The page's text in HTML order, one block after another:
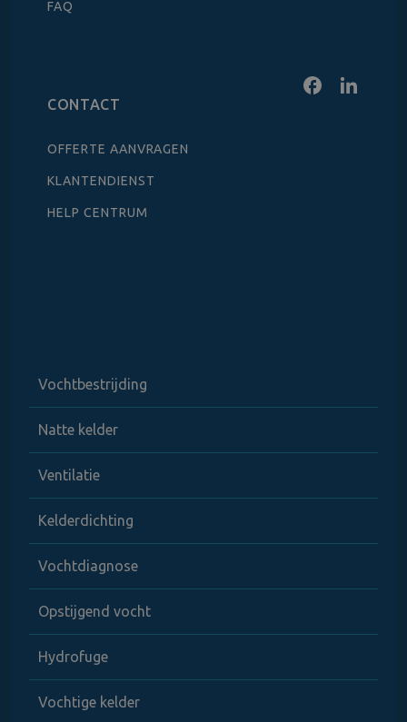
FAQ
CONTACT
OFFERTE AANVRAGEN
KLANTENDIENST
HELP CENTRUM
Vochtbestrijding
Natte kelder
Ventilatie
Kelderdichting
Vochtdiagnose
Opstijgend vocht
Hydrofuge
Vochtige kelder